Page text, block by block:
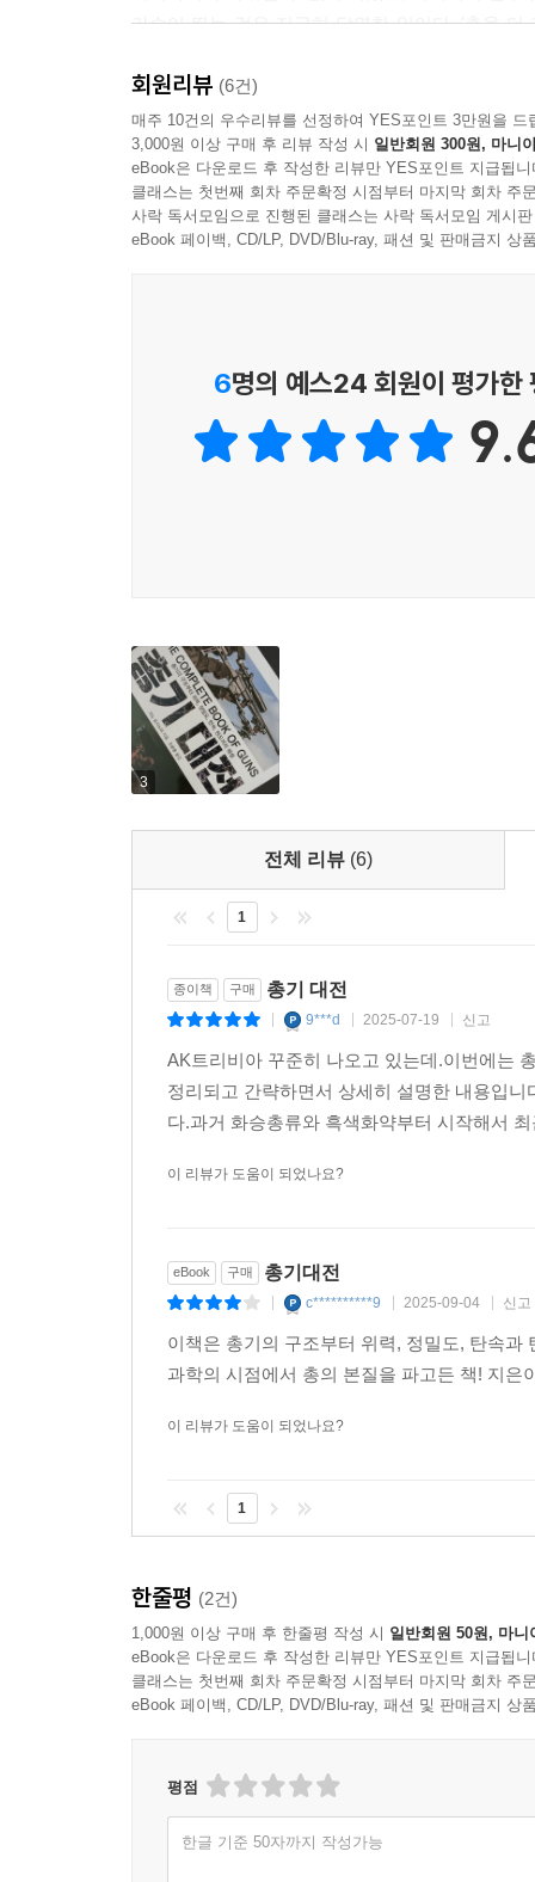
5-11 저격소총
5-12 대전차 소총과 대물 저격소총
COLUMN-05 라이플 사격은 여성에게 적합하다?
제6장 기관총
6-04 기관총의 급탄 방식
6-06 수냉식과 공냉식, 총신 교환식
COLUMN-06 쿡오프
7-03 탄환의 초속
7-04 총신 길이와 탄환의 속도
7-05 강외 탄도
7-06 탄환의 운동에너지
7-07 총알의 속도와 사정거리
7-11 수직으로 발사된 탄환은 어떻게 될까?
COLUMN-07 최근 12.7mm 저격소총이 유행하는
제8장 산탄총
8-01 산탄 장탄의 구조
8-02 산탄총의 구경 표기법
8-03 산탄의 재질과 치수 및 중량
8-05 초크와 패턴
8-08 산탄총의 조준법
8-09 슬러그와 슬러그 총신
8-10 수평쌍대와 수직쌍대
8-11 자동총과 슬라이드 액션총
COLUMN-08 하프 라이플링 총신과 사보 슬러그
9-02 총상의 형식
9-03 곡선형 총상과 직선형 총상
9-04 경기용 라이플의 그립
9-05 엽총의 그립
9-06 캐스트 오프
9-08 렝스 오브 풀과 피치 다운
9-09 콤과 칰피스
9-10 포어엔드
가슴이 뛰는 것은 지극히 당연한 일이다. '총을
이 책은 총에 대한 정보라면 구조부터 사격 기술
삽화 자료도 풍부하게 실었다. '총 바이블'과도 같
회원리뷰 (6건)
매주 10건의 우수리뷰를 선정하여 YES포인트 3만원을 드
3,000원 이상 구매 후 리뷰 작성 시 일반회원 300원, 마니
eBook은 다운로드 후 작성한 리뷰만 YES포인트 지급됩니
클래스는 첫번째 회차 주문확정 시점부터 마지막 회차 주
사락 독서모임으로 진행된 클래스는 사락 독서모임 게시
eBook 페이백, CD/LP, DVD/Blu-ray, 패션 및 판매금지 상
6명의 예스24 회원이 평가한
3
전체 리뷰 (6)
1
종이책 구매 총기 대전
9***d 2025-07-19 신고
AK트리비아 꾸준히 나오고 있는데.이번에는
정리되고 간략하면서 상세히 설명한 내용입
다.과거 화승총류와 흑색화약부터 시작해서
이 리뷰가 도움이 되었나요?
eBook 구매 총기대전
c**********9 2025-09-04 신고
이책은 총기의 구조부터 위력, 정밀도, 탄속
과학의 시점에서 총의 본질을 파고든 책! 지
이 리뷰가 도움이 되었나요?
1
한줄평 (2건)
1,000원 이상 구매 후 한줄평 작성 시 일반회원 50원, 마니
eBook은 다운로드 후 작성한 리뷰만 YES포인트 지급됩니
클래스는 첫번째 회차 주문확정 시점부터 마지막 회차 주
eBook 페이백, CD/LP, DVD/Blu-ray, 패션 및 판매금지 상
평점
한글 기준 50자까지 작성가능